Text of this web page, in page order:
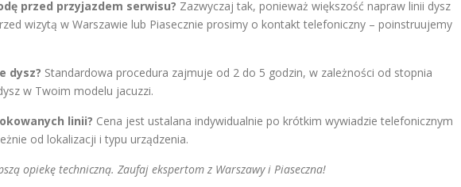
przed przyjazdem serwisu? Zazwyczaj tak, ponieważ większość napraw linii dysz
wizytą w Warszawie lub Piasecznie prosimy o kontakt telefoniczny – poinstruujemy
dysz? Standardowa procedura zajmuje od 2 do 5 godzin, w zależności od stopnia
w Twoim modelu jacuzzi.
linii? Cena jest ustalana indywidualnie po krótkim wywiadzie telefonicznym
od lokalizacji i typu urządzenia.
opiekę techniczną. Zaufaj ekspertom z Warszawy i Piaseczna!